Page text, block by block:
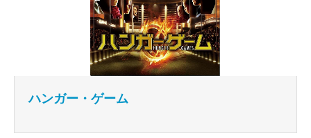
ハンガー・ゲーム